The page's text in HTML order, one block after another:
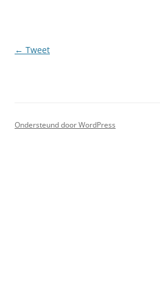
Berichtnavigatie
← Tweet
Ondersteund door WordPress